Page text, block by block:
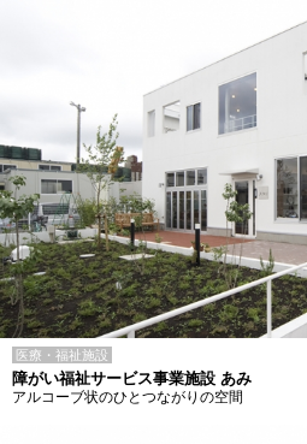
医療・福祉施設
障がい福祉サービス事業施設 あみ
アルコーブ状のひとつながりの空間